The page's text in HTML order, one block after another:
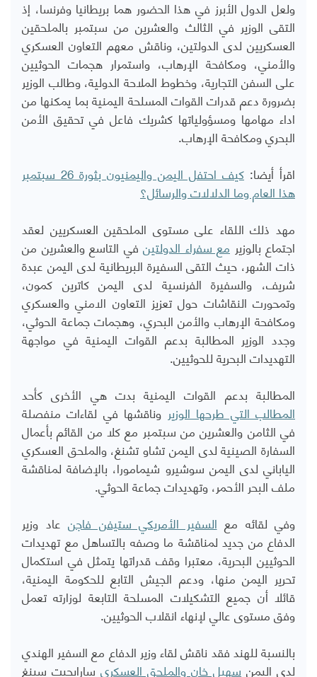
ولعل الدول الأبرز في هذا الحضور هما بريطانيا وفرنسا، إذ
التقى الوزير في الثالث والعشرين من سبتمبر بالملحقين
العسكريين لدى الدولتين، وناقش معهم التعاون العسكري
والأمني، ومكافحة الإرهاب، واستمرار هجمات الحوثيين
على السفن التجارية، وخطوط الملاحة الدولية، وطالب الوزير
بضرورة دعم قدرات القوات المسلحة اليمنية بما يمكنها من
اداء مهامها ومسؤولياتها كشريك فاعل في تحقيق الأمن
البحري ومكافحة الإرهاب.
اقرأ أيضا:
كيف احتفل اليمن واليمنيون بثورة 26 سبتمبر
هذا العام وما الدلالات والرسائل؟
مهد ذلك اللقاء على مستوى الملحقين العسكريين لعقد
اجتماع بالوزير مع سفراء الدولتينفي التاسع والعشرين من
ذات الشهر، حيث التقى السفيرة البريطانية لدى اليمن عبدة
شريف، والسفيرة الفرنسية لدى اليمن كاترين كمون،
وتمحورت النقاشات حول تعزيز التعاون الامني والعسكري
ومكافحة الإرهاب والأمن البحري، وهجمات جماعة الحوثي،
وجدد الوزير المطالبة بدعم القوات اليمنية في مواجهة
التهديدات البحرية للحوثيين.
المطالبة بدعم القوات اليمنية بدت هي الأخرى كأحد
المطالب التي طرحها الوزير وناقشها في لقاءات منفصلة
في الثامن والعشرين من سبتمبر مع كلا من القائم بأعمال
السفارة الصينية لدى اليمن تشاو تشنغ، والملحق العسكري
الياباني لدى اليمن سوشيرو شيمامورا، بالإضافة لمناقشة
ملف البحر الأحمر، وتهديدات جماعة الحوثي.
وفي لقائه مع السفير الأمريكي ستيفن فاجنعاد وزير
الدفاع من جديد لمناقشة ما وصفه بالتساهل مع تهديدات
الحوثيين البحرية، معتبرا وقف قدراتها يتمثل في استكمال
تحرير اليمن منها، ودعم الجيش التابع للحكومة اليمنية،
قائلا أن جميع التشكيلات المسلحة التابعة لوزارته تعمل
وفق مستوى عالي لإنهاء انقلاب الحوثيين.
بالنسبة للهند فقد ناقش لقاء وزير الدفاع مع السفير الهندي
لدى اليمن سهيل خان والملحق العسكريسارابجيت سينغ